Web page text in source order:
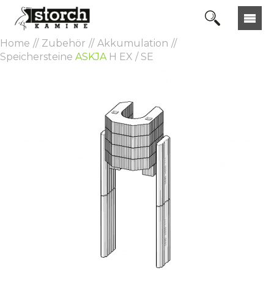
Home Zubehör
Akkumulation
Speichersteine ASKJAH EX / SE